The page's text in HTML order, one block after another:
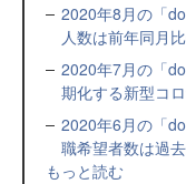
2020年8月の「
人数は前年同月
2020年7月の「
期化する新型コ
2020年6月の「
職希望者数は過
もっと読む